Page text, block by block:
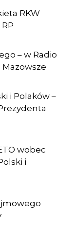
RKW
– w Radio
Mazowsze
i Polaków –
wobec
i